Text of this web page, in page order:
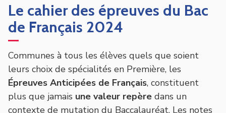
Le cahier des épreuves du Bac
de Français 2024
Communes à tous les élèves quels que soient
leurs choix de spécialités en Première, les
Épreuves Anticipées de Français, constituent
plus que jamais une valeur repère dans un
contexte de mutation du Baccalauréat. Les notes